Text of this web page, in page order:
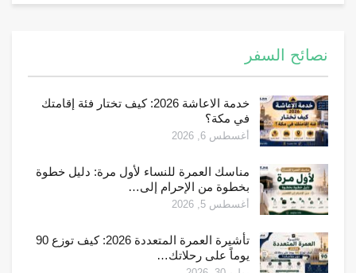
نصائح السفر
خدمة الاعاشة 2026: كيف تختار فئة إقامتك
في مكة؟
أغسطس 6, 2026
مناسك العمرة للنساء لأول مرة: دليل خطوة
بخطوة من الإحرام إلى…
أغسطس 5, 2026
تأشيرة العمرة المتعددة 2026: كيف توزع 90
يوماً على رحلاتك…